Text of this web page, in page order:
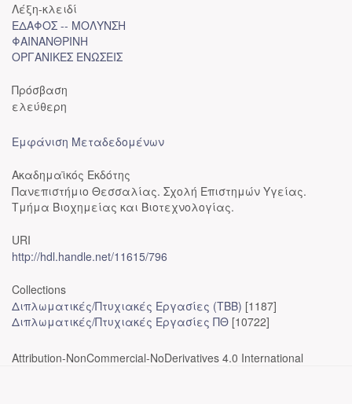
Λέξη-κλειδί
ΕΔΑΦΟΣ -- ΜΟΛΥΝΣΗ
ΦΑΙΝΑΝΘΡΙΝΗ
ΟΡΓΑΝΙΚΕΣ ΕΝΩΣΕΙΣ
Πρόσβαση
ελεύθερη
Εμφάνιση Μεταδεδομένων
Ακαδημαϊκός Εκδότης
Πανεπιστήμιο Θεσσαλίας. Σχολή Επιστημών Υγείας.
Τμήμα Βιοχημείας και Βιοτεχνολογίας.
URI
http://hdl.handle.net/11615/796
Collections
Διπλωματικές/Πτυχιακές Εργασίες (ΤΒΒ) [1187]
Διπλωματικές/Πτυχιακές Εργασίες ΠΘ [10722]
Attribution-NonCommercial-NoDerivatives 4.0 International